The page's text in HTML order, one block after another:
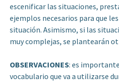
escenificar las situaciones,
ejemplos necesarios para que
situación. Asimismo, si las
muy complejas, se plantearán
OBSERVACIONES: es
vocabulario que va a utilizarse